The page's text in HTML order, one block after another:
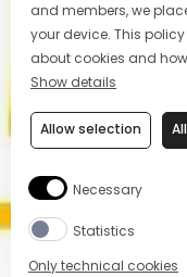
and members, we
your device. This
about cookies and
Show details
Only technical cookies
Allow selection
Necessary
Statistics